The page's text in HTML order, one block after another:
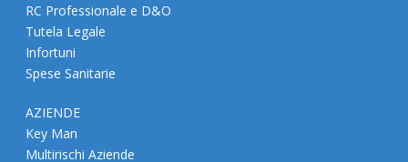
RC Professionale e D&O
Tutela Legale
Infortuni
Spese Sanitarie
AZIENDE
Key Man
Multirischi Aziende